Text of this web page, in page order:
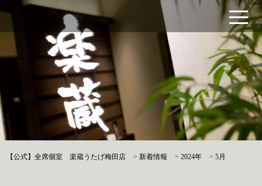
【公式】全席個室 楽蔵うたげ梅田店 >新着情報 >2024年 >5月